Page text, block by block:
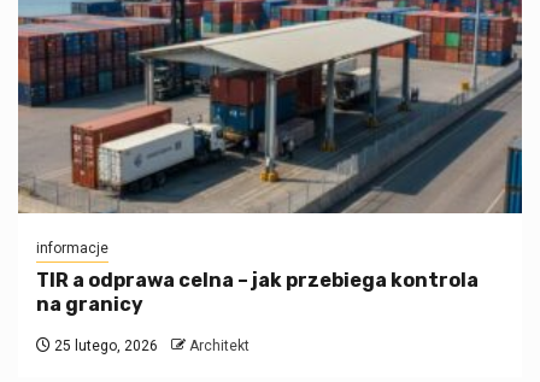
informacje
TIR a odprawa celna – jak przebiega kontrola
na granicy
25 lutego, 2026 Architekt